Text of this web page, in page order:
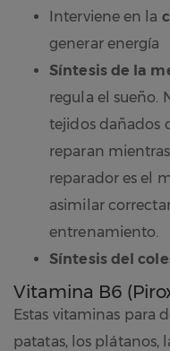
Interviene en la
generar energía
Síntesis de la
regula el sueño.
tejidos dañados
reparan
reparador es el
asimilar
entrenamiento.
Síntesis del
Vitamina B6
Estas vitaminas para
patatas, los plátanos,